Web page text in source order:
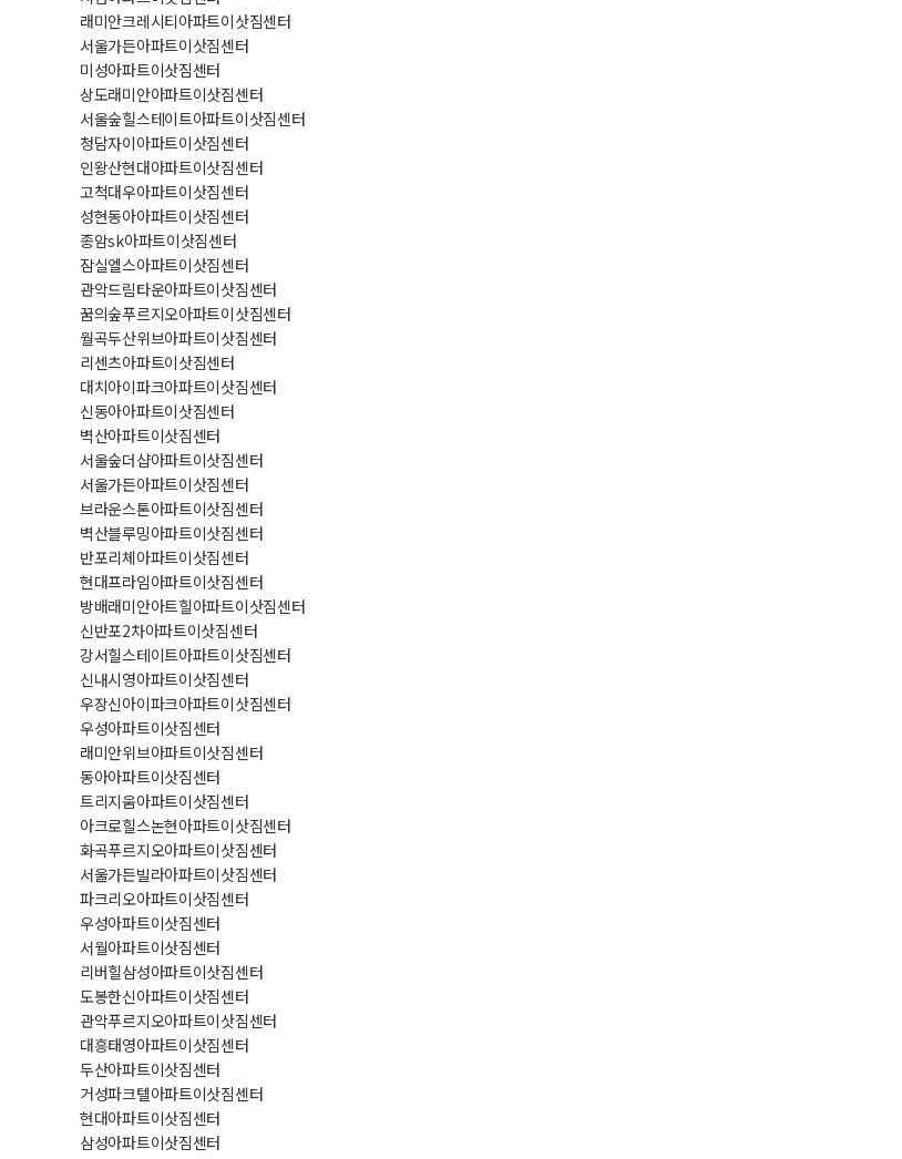
래미안크레시티아파트이삿짐센터
서울가든아파트이삿짐센터
미성아파트이삿짐센터
상도래미안아파트이삿짐센터
서울숲힐스테이트아파트이삿짐센터
청담자이아파트이삿짐센터
인왕산현대아파트이삿짐센터
고척대우아파트이삿짐센터
성현동아아파트이삿짐센터
종암sk아파트이삿짐센터
잠실엘스아파트이삿짐센터
관악드림타운아파트이삿짐센터
꿈의숲푸르지오아파트이삿짐센터
월곡두산위브아파트이삿짐센터
리센츠아파트이삿짐센터
대치아이파크아파트이삿짐센터
신동아아파트이삿짐센터
벽산아파트이삿짐센터
서울숲더샵아파트이삿짐센터
서울가든아파트이삿짐센터
브라운스톤아파트이삿짐센터
벽산블루밍아파트이삿짐센터
반포리체아파트이삿짐센터
현대프라임아파트이삿짐센터
방배래미안아트힐아파트이삿짐센터
신반포2차아파트이삿짐센터
강서힐스테이트아파트이삿짐센터
신내시영아파트이삿짐센터
우장신아이파크아파트이삿짐센터
우성아파트이삿짐센터
래미안위브아파트이삿짐센터
동아아파트이삿짐센터
트리지움아파트이삿짐센터
아크로힐스논현아파트이삿짐센터
화곡푸르지오아파트이삿짐센터
서울가든빌라아파트이삿짐센터
파크리오아파트이삿짐센터
우성아파트이삿짐센터
서월아파트이삿짐센터
리버힐삼성아파트이삿짐센터
도봉한신아파트이삿짐센터
관악푸르지오아파트이삿짐센터
대흥태영아파트이삿짐센터
두산아파트이삿짐센터
거성파크텔아파트이삿짐센터
현대아파트이삿짐센터
삼성아파트이삿짐센터